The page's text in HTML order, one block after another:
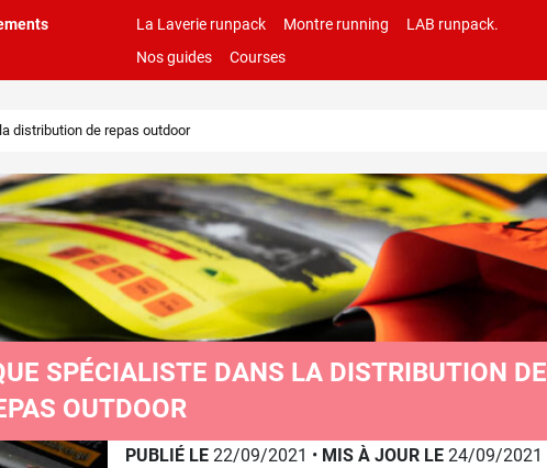
La Laverie runpack Montre running
LAB runpack.
Nos guides
Courses
distribution de repas outdoor
SPÉCIALISTE DANS LA DISTRIBUTION DE
OUTDOOR
PUBLIÉ LE 22/09/2021 • MIS À JOUR LE 24/09/2021